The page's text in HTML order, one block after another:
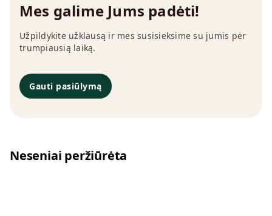
Mes galime Jums padėti!
Užpildykite užklausą ir mes susisieksime su jumis per
trumpiausią laiką.
Gauti pasiūlymą
Neseniai peržiūrėta